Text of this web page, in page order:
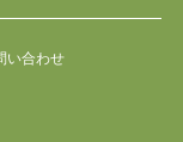
い合わせ